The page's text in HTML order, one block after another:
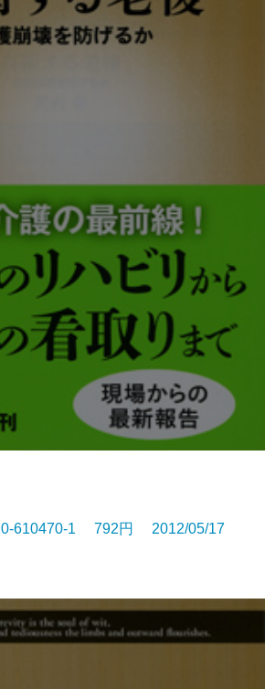
610470-1 792円 2012/05/17